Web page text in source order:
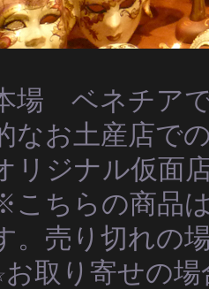
場 ベネチア
なお土産店で
リジナル仮面
こちらの商品
。売り切れの
お取り寄せの